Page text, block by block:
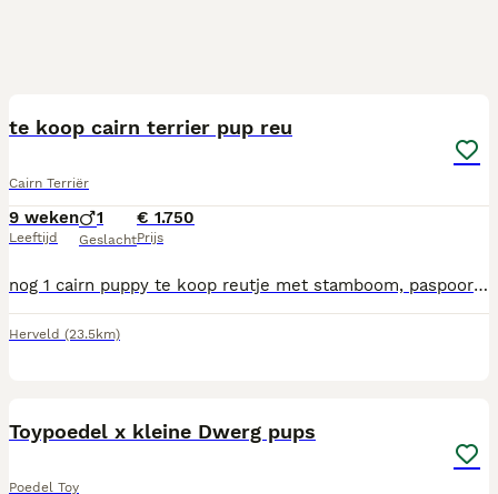
te koop cairn terrier pup reu
Cairn Terriër
9 weken
Leeftijd
1
Geslacht
€ 1.750
Prijs
nog 1 cairn puppy te koop reutje met stamboom, paspoort en levershunt controle gezond verklaard door de dierenarts
Herveld (23.5km)
Toypoedel x kleine Dwerg pups
Poedel Toy